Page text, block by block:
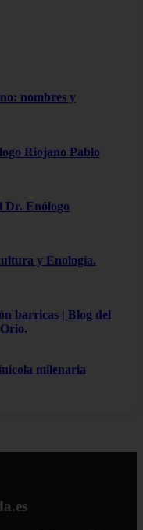
nombres y
Riojano Pablo
Dr. Enólogo
y Enología.
barricas | Blog del
milenaria